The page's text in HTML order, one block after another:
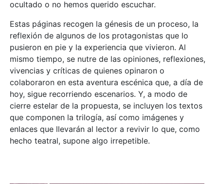
ocultado o no hemos querido escuchar.
Estas páginas recogen la génesis de un proceso, la
reflexión de algunos de los protagonistas que lo
pusieron en pie y la experiencia que vivieron. Al
mismo tiempo, se nutre de las opiniones, reflexiones,
vivencias y críticas de quienes opinaron o
colaboraron en esta aventura escénica que, a día de
hoy, sigue recorriendo escenarios. Y, a modo de
cierre estelar de la propuesta, se incluyen los textos
que componen la trilogía, así como imágenes y
enlaces que llevarán al lector a revivir lo que, como
hecho teatral, supone algo irrepetible.